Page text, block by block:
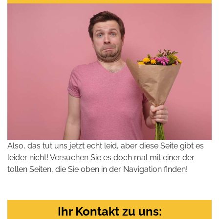
Also, das tut uns jetzt echt leid, aber diese Seite gibt es
leider nicht! Versuchen Sie es doch mal mit einer der
tollen Seiten, die Sie oben in der Navigation finden!
Ihr Kontakt zu uns: